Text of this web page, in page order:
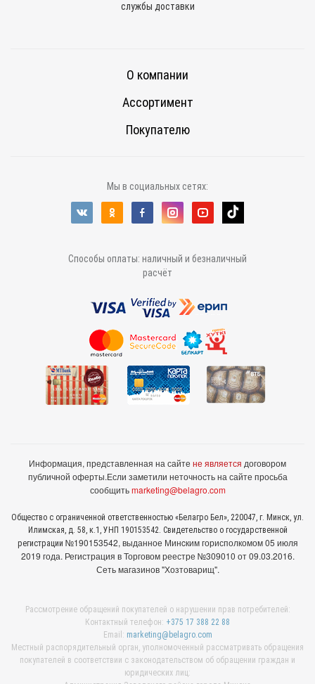
службы доставки
О компании
Ассортимент
Покупателю
Мы в социальных сетях:
Способы оплаты: наличный и безналичный
расчёт
Информация, представленная на сайте не является договором
публичной оферты.Если заметили неточность на сайте просьба
сообщитьmarketing@belagro.com
Общество с ограниченной ответственностью «Белагро Бел», 220047, г. Минск, ул.
Илимская, д. 58, к.1, УНП 190153542. Свидетельство о государственной
регистрации №190153542, выданное Минcким горисполкомом 05 июля
2019 года. Регистрация в Торговом реестре №309010 от 09.03.2016.
Сеть магазинов "Хозтоварищ".
Рассмотрение обращений покупателей о нарушении прав потребителей:
Контактный телефон: +375 17 388 22 88
Email: marketing@belagro.com
Местный распорядительный орган, уполномоченный рассматривать обращения
покупателей в соответствии с законодательством об обращении граждан и
юридических лиц: